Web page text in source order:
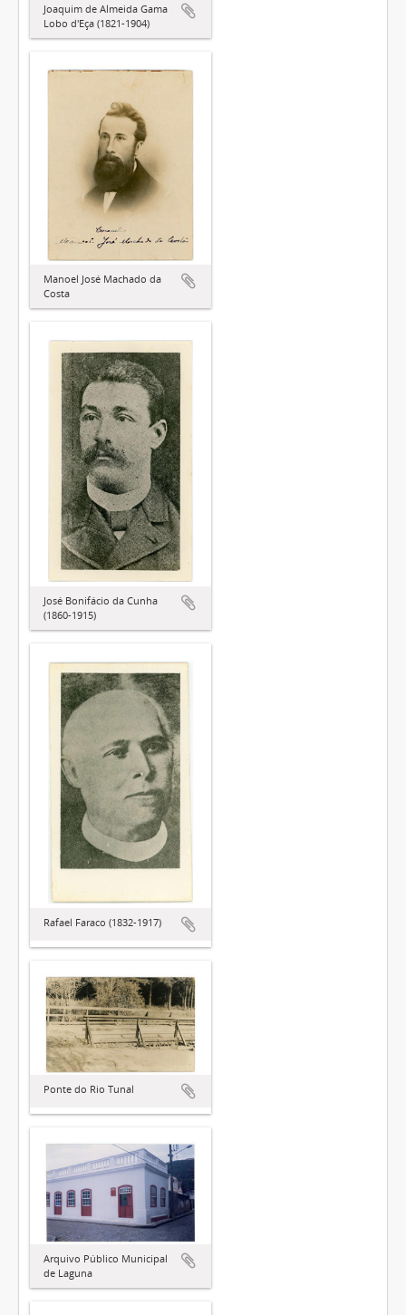
Joaquim de Almeida Gama
Lobo d'Eça (1821-1904)
Manoel José Machado da
Costa
José Bonifácio da Cunha
(1860-1915)
Rafael Faraco (1832-1917)
Ponte do Rio Tunal
Arquivo Público Municipal
de Laguna